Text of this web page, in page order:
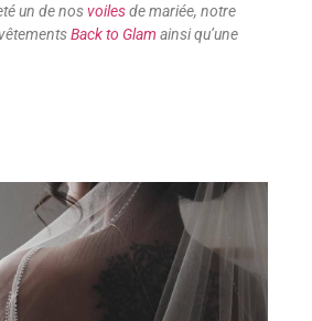
un de nosvoilesde mariée, notre
Back to Glam ainsi qu’une